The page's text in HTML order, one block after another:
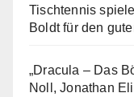
Tischtennis
Boldt für den
„Dracula – Das
Noll, Jonathan